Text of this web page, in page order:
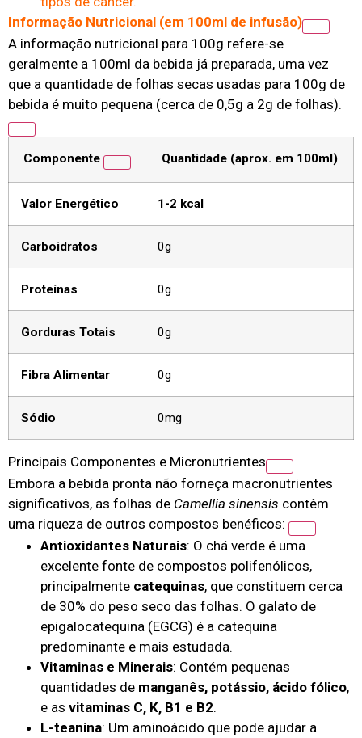
Informação Nutricional (em 100ml de infusão)
A informação nutricional para 100g refere-se
geralmente a 100ml da bebida já preparada, uma vez
que a quantidade de folhas secas usadas para 100g de
bebida é muito pequena (cerca de 0,5g a 2g de folhas).
Componente Quantidade (aprox. em 100ml)
Valor Energético 1-2 kcal
Carboidratos 0g
Proteínas 0g
Gorduras Totais 0g
Fibra Alimentar 0g
Sódio 0mg
Principais Componentes e Micronutrientes
Embora a bebida pronta não forneça macronutrientes
significativos, as folhas de Camellia sinensis contêm
uma riqueza de outros compostos benéficos:
Antioxidantes Naturais: O chá verde é uma
excelente fonte de compostos polifenólicos,
principalmente catequinas, que constituem cerca
de 30% do peso seco das folhas. O galato de
epigalocatequina (EGCG) é a catequina
predominante e mais estudada.
Vitaminas e Minerais: Contém pequenas
quantidades de manganês, potássio, ácido fólico,
e as vitaminas C, K, B1 e B2.
L-teanina: Um aminoácido que pode ajudar a